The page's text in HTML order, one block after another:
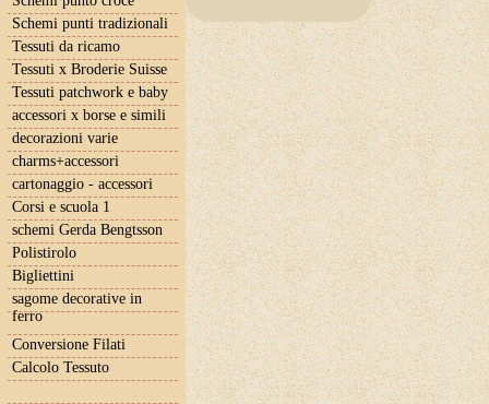
Schemi punti tradizionali
Tessuti da ricamo
Tessuti x Broderie Suisse
Tessuti patchwork e baby
accessori x borse e simili
decorazioni varie
charms+accessori
cartonaggio - accessori
Corsi e scuola 1
schemi Gerda Bengtsson
Polistirolo
Bigliettini
sagome decorative in
ferro
Conversione Filati
Calcolo Tessuto